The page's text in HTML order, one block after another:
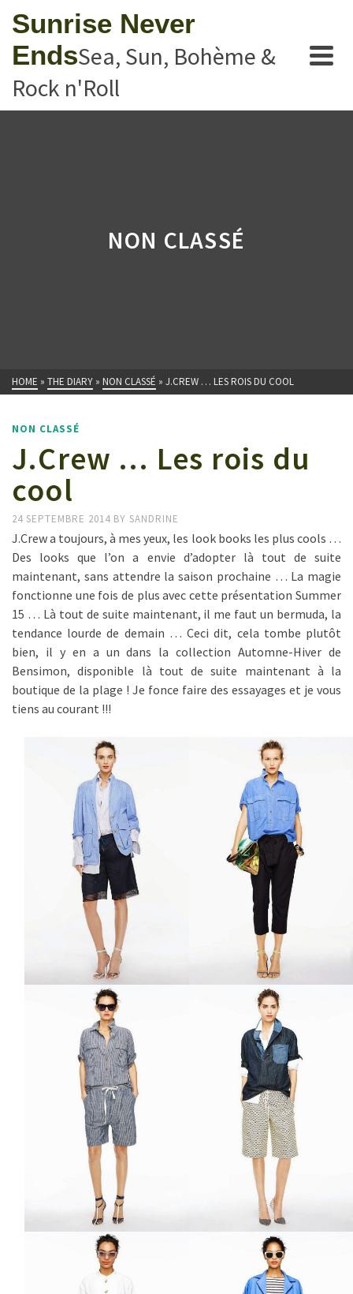
Sunrise Never
EndsSea, Sun, Bohème &
Rock n'Roll
NON CLASSÉ
HOME » THE DIARY » NON CLASSÉ » J.CREW … LES ROIS DU COOL
NON CLASSÉ
J.Crew … Les rois du
cool
24 SEPTEMBRE 2014 BY SANDRINE
J.Crew a toujours, à mes yeux, les look books les plus cools …
Des looks que l’on a envie d’adopter là tout de suite
maintenant, sans attendre la saison prochaine … La magie
fonctionne une fois de plus avec cette présentation Summer
15 … Là tout de suite maintenant, il me faut un bermuda, la
tendance lourde de demain … Ceci dit, cela tombe plutôt
bien, il y en a un dans la collection Automne-Hiver de
Bensimon, disponible là tout de suite maintenant à la
boutique de la plage ! Je fonce faire des essayages et je vous
tiens au courant !!!